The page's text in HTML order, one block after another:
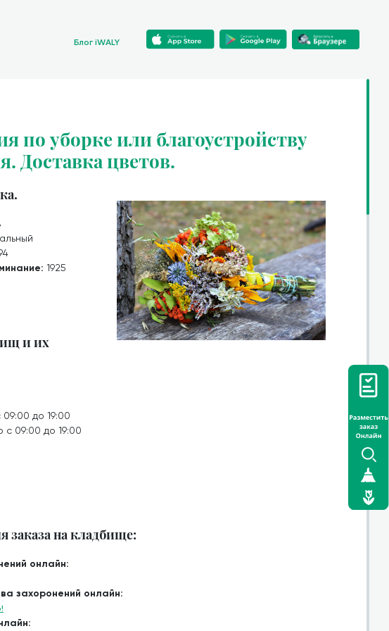
Блог iWALY
по уборке или благоустройству
Доставка цветов.
1925
и их
до 19:00
с 09:00 до 19:00
заказа на кладбище:
онлайн:
захоронений онлайн: